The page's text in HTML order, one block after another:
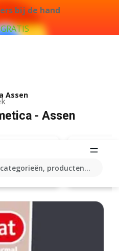
bij de hand
producten...
Assen
- Assen
Kruidvat